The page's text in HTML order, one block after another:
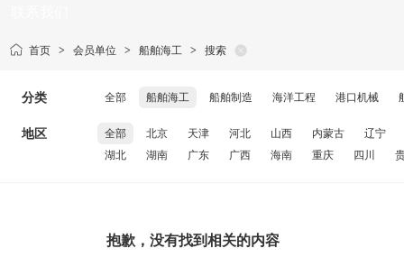
首页 > 会员单位 > 船舶海工 > 搜索
分类 全部 船舶海工 船舶制造 海洋工程 港口机械
地区 全部 北京 天津 河北 山西 内蒙古
辽宁
湖北
湖南 广东 广西 海南 重庆 四川
抱歉，没有找到相关的内容